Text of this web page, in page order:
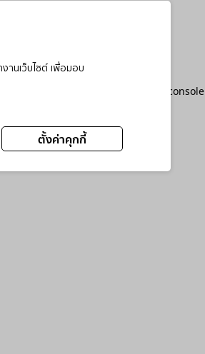
านเว็บไซต์ เพื่อมอบ
ตั้งค่าคุกกี้
browser console